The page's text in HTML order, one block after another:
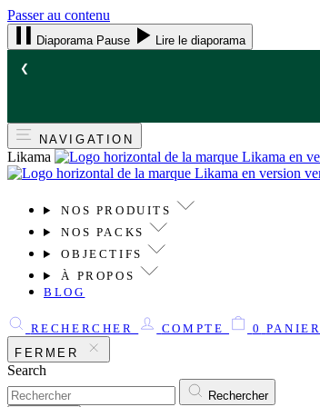
Passer au contenu
Diaporama Pause Lire le diaporama
❮
NAVIGATION
Likama
NOS PRODUITS
NOS PACKS
OBJECTIFS
À PROPOS
BLOG
RECHERCHER COMPTE 0 PANIER
FERMER
Search
Rechercher